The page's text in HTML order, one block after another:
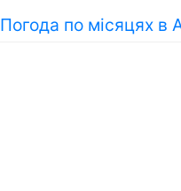
Погода по місяцях в